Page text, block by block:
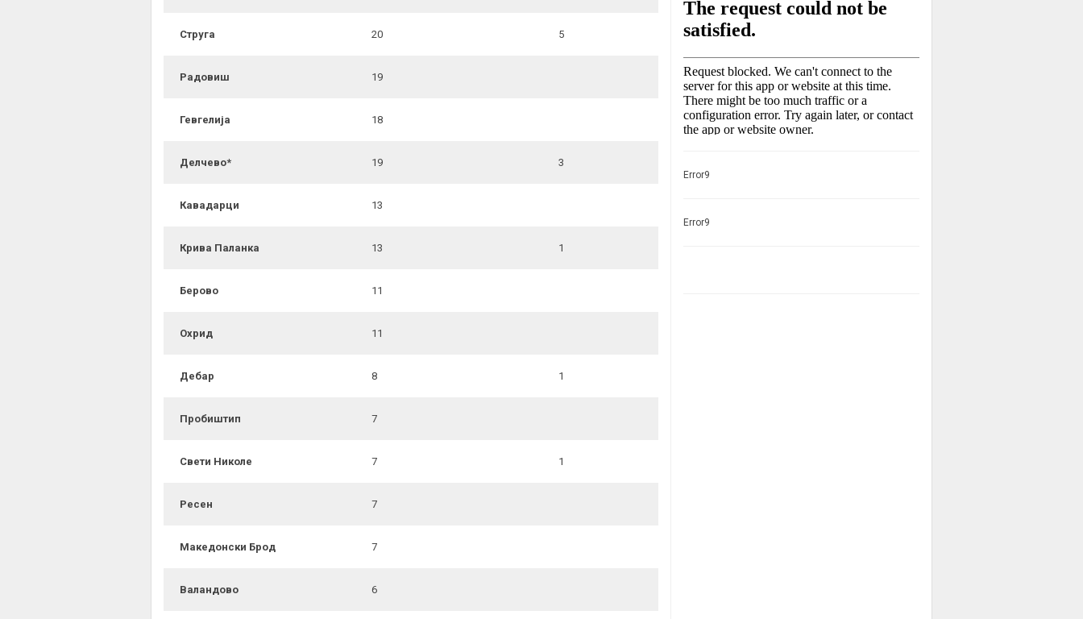
Струга 20 5
Радовиш 19
Гевгелија 18
Делчево* 19 3
Кавадарци 13
Крива Паланка 13 1
Берово 11
Охрид 11
Дебар 8 1
Пробиштип 7
Свети Николе 7 1
Ресен 7
Македонски Брод 7
Валандово 6
Error9
Error9